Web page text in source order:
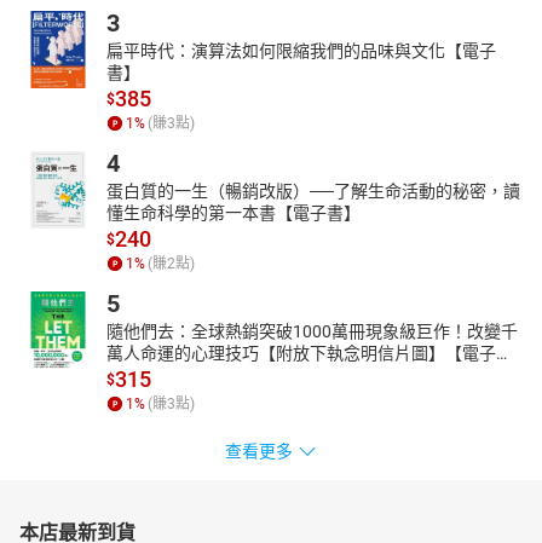
3
扁平時代：演算法如何限縮我們的品味與文化【電子
書】
$385
1 % (賺3點)
4
蛋白質的一生（暢銷改版）──了解生命活動的秘密，讀
懂生命科學的第一本書【電子書】
$240
1 % (賺2點)
5
隨他們去：全球熱銷突破1000萬冊現象級巨作！改變千
萬人命運的心理技巧【附放下執念明信片圖】【電子
書】
$315
1 % (賺3點)
查看更多
本店最新到貨